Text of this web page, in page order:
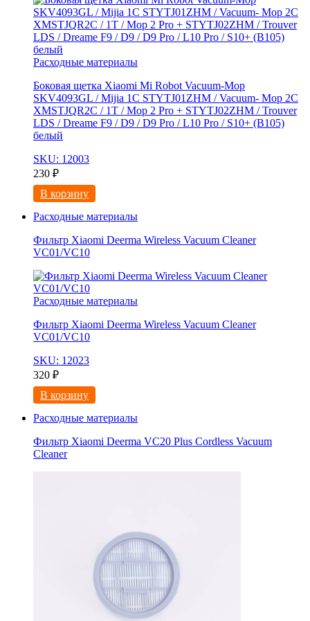
Расходные материалы
Боковая щетка Xiaomi Mi Robot Vacuum-Mop
SKV4093GL / Mijia 1C STYTJ01ZHM / Vacuum- Mop 2C
XMSTJQR2C / 1T / Mop 2 Pro + STYTJ02ZHM / Trouver
LDS / Dreame F9 / D9 / D9 Pro / L10 Pro / S10+ (B105)
белый
SKU: 12003
230 ₽
В корзину
Расходные материалы
Фильтр Xiaomi Deerma Wireless Vacuum Cleaner
VC01/VC10
Расходные материалы
Фильтр Xiaomi Deerma Wireless Vacuum Cleaner
VC01/VC10
SKU: 12023
320 ₽
В корзину
Расходные материалы
Фильтр Xiaomi Deerma VC20 Plus Cordless Vacuum
Cleaner